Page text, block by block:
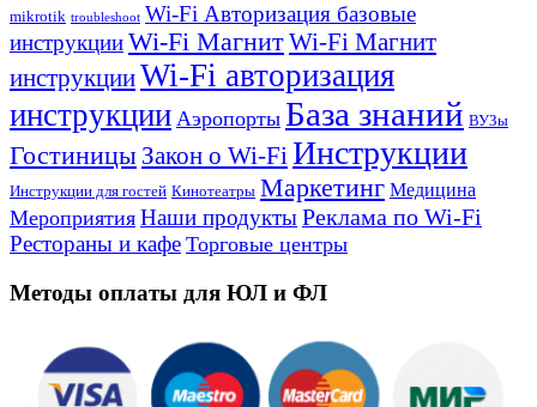
mikrotik troubleshoot Wi-Fi Авторизация базовые
инструкцииWi-Fi МагнитWi-Fi Магнит
инструкцииWi-Fi авторизация
инструкции Аэропорты База знаний ВУЗы
Гостиницы Закон о Wi-FiИнструкции
Инструкции для гостей Кинотеатры Маркетинг Медицина
Мероприятия Наши продуктыРеклама по Wi-Fi
Рестораны и кафе Торговые центры
Методы оплаты для ЮЛ и ФЛ